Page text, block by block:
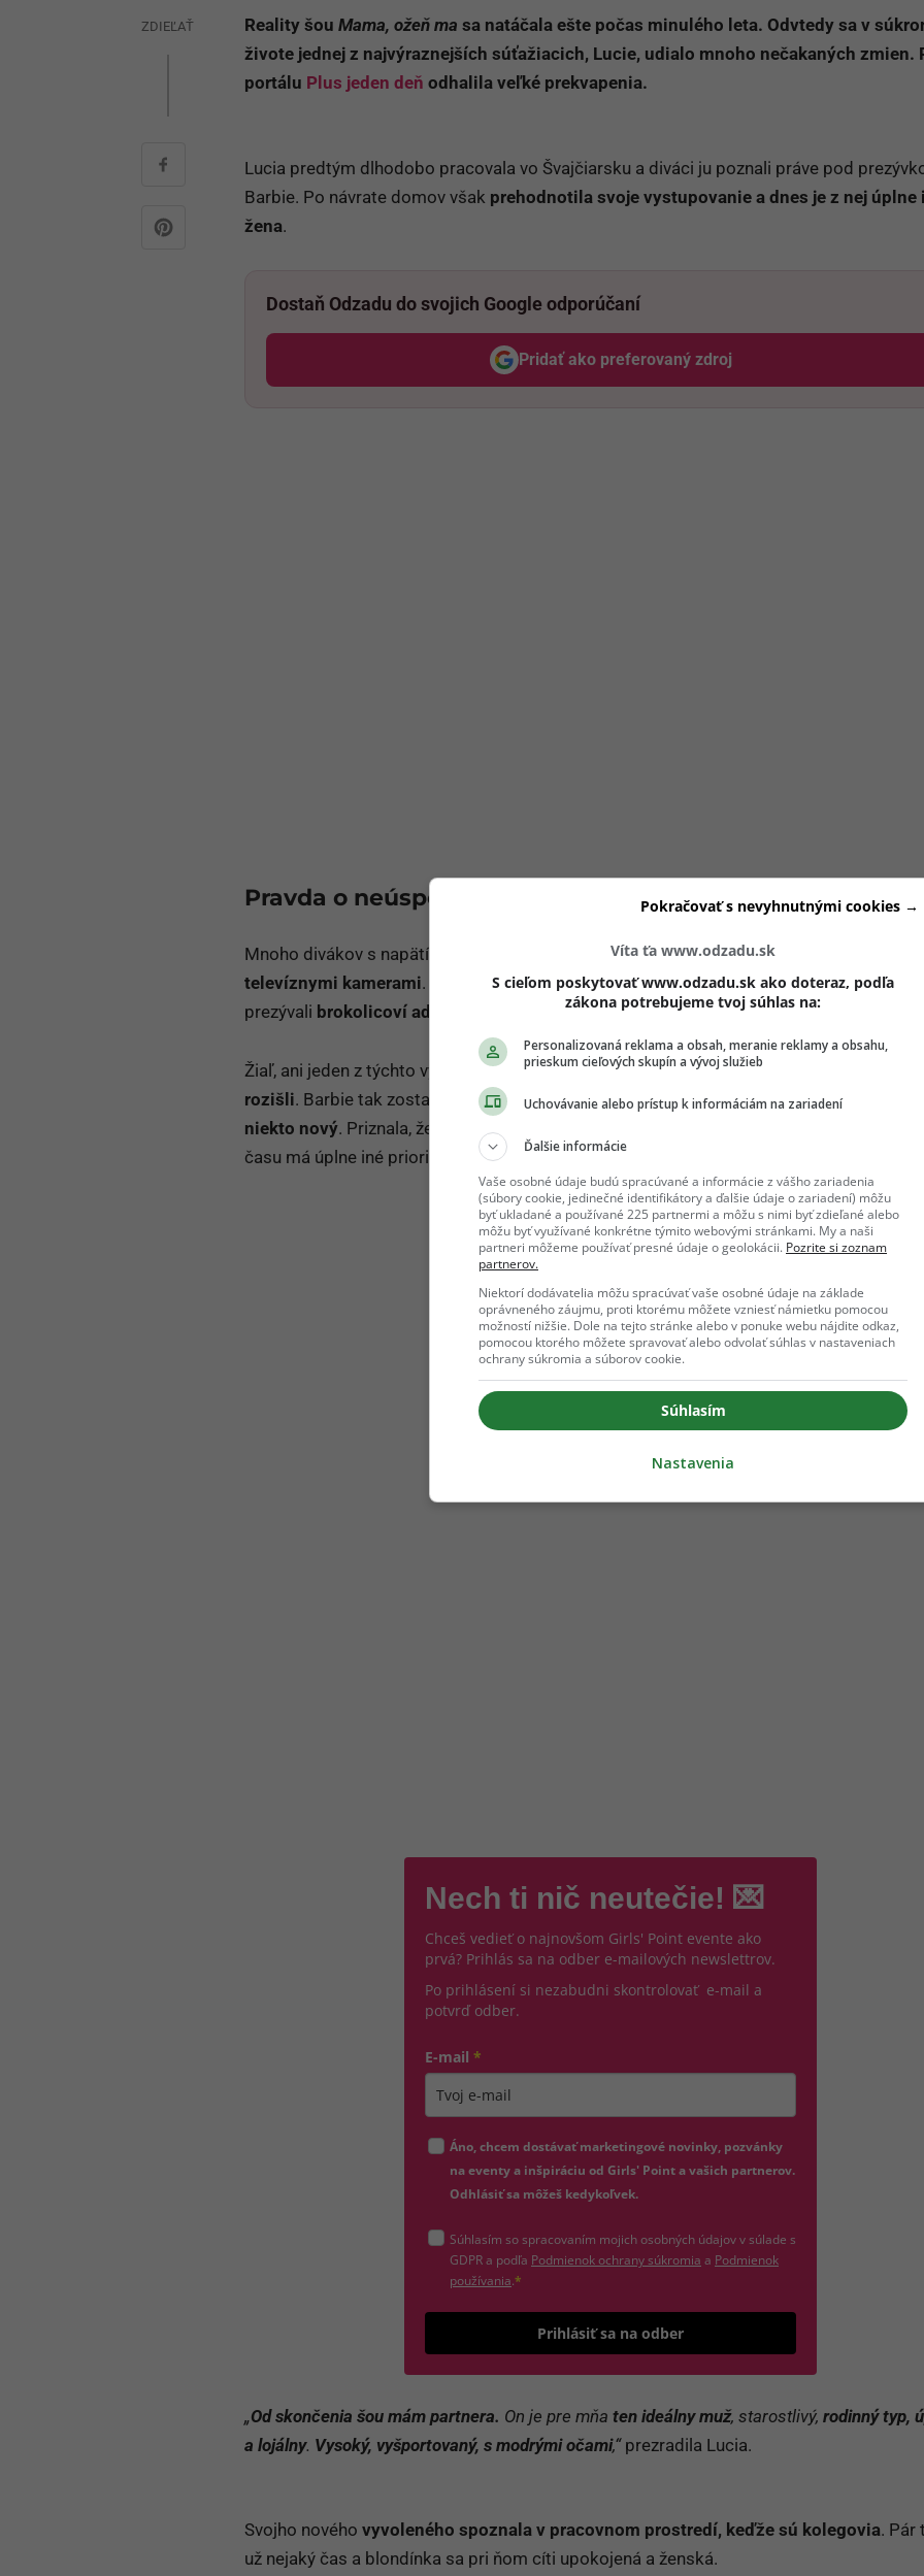
ZDIEĽAŤ Reality šou Mama, ožeň ma sa natáčala ešte počas minulého leta. Odvtedy sa v
živote jednej z najvýraznejších súťažiacich, Lucie, udialo mnoho nečakaných zmien.
portálu Plus jeden deň odhalila veľké prekvapenia.
Lucia predtým dlhodobo pracovala vo Švajčiarsku a diváci ju poznali práve pod
Barbie. Po návrate domov však prehodnotila svoje vystupovanie a dnes je z nej úplne
žena.
Dostaň Odzadu do svojich Google odporúčaní
Pridať ako preferovaný zdroj
Odzadu, odkaz sa otvorí v novom okne
Pravda o neúspechu „brokolicových“ nápadníkov
Mnoho divákov s napätím sledovalo, či Lucia nájde svojuosudovú lásku priamo pred
televíznymi kamerami. O jej srdce vtedy bojovali viacerí nápadníci, ktorých fanúšikovia
prezývali brokolicoví adepti
Žiaľ, ani jeden z týchto vyvolených mužov sanestal jej životným partnerom a ich cesty
rozišli. Barbie tak zostala po skončení šou na istý čas nezadaná, kým sa v jej okolí
niekto nový. Priznala, že do televízneho projektu išla
, no s
času má úplne iné priority.
Nech ti nič neutečie! 💌
Chceš vedieť o najnovšom Girls' Point evente ako
prvá? Prihlás sa na odber e-mailových newslettrov.
Po prihlásení si nezabudni skontrolovať e-mail a
potvrď odber.
E-mail *
Áno, chcem dostávať marketingové novinky, pozvánky
na eventy a inšpiráciu od Girls' Point a vašich partnerov.
Odhlásiť sa môžeš kedykoľvek.
Súhlasím so spracovaním mojich osobných údajov v súlade s
GDPR a podľa Podmienok ochrany súkromia (otvorí sa v novom okne)
a Podmienok
používania(otvorí sa v novom okne)
.*
Prihlásiť sa na odber
„Od skončenia šou mám partnera. On je pre mňa ten ideálny muž, starostlivý, rodinný typ,
a lojálny. Vysoký, vyšportovaný, s modrými očami,“prezradila Lucia.
Svojho nového vyvoleného spoznala v pracovnom prostredí, keďže sú kolegovia. Pár
už nejaký čas a blondínka sa pri ňom cíti upokojená a ženská.
Víta ťa www.odzadu.sk
S cieľom poskytovať www.odzadu.sk ako doteraz, podľa
zákona potrebujeme tvoj súhlas na:
Personalizovaná reklama a obsah, meranie reklamy a obsahu,
prieskum cieľových skupín a vývoj služieb
Uchovávanie alebo prístup k informáciám na zariadení
Ďalšie informácie
Vaše osobné údaje budú spracúvané a informácie z vášho zariadenia
(súbory cookie, jedinečné identifikátory a ďalšie údaje o zariadení) môžu
byť ukladané a používané 225 partnermi a môžu s nimi byť zdieľané alebo
môžu byť využívané konkrétne týmito webovými stránkami. My a naši
partneri môžeme používať presné údaje o geolokácii. Pozrite si zoznam
partnerov.
Niektorí dodávatelia môžu spracúvať vaše osobné údaje na základe
oprávneného záujmu, proti ktorému môžete vzniesť námietku pomocou
možností nižšie. Dole na tejto stránke alebo v ponuke webu nájdite odkaz,
pomocou ktorého môžete spravovať alebo odvolať súhlas v nastaveniach
ochrany súkromia a súborov cookie.
Súhlasím
Pokračovať s nevyhnutnými cookies →
Nastavenia